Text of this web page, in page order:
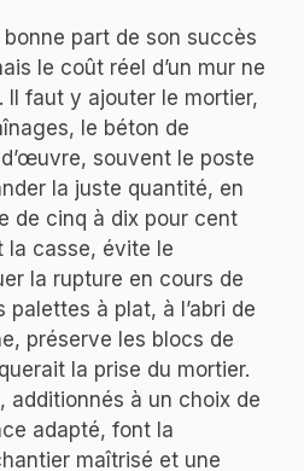
part de son succès
le coût réel d’un mur ne
Il faut y ajouter le mortier,
le béton de
souvent le poste
la juste quantité, en
de cinq à dix pour cent
la casse, évite le
la rupture en cours de
à plat, à l’abri de
préserve les blocs de
la prise du mortier.
additionnés à un choix de
adapté, font la
maîtrisé et une